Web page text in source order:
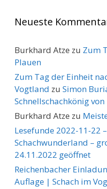
Neueste
Burkhard Atze zu Zum
Plauen
Zum Tag der Einheit
Vogtland zu Simon
Schnellschachkönig
Burkhard Atze zu
Lesefunde 2022-11-22
Schachwunderland –
24.11.2022 geöffnet
Reichenbacher
Auflage | Schach im